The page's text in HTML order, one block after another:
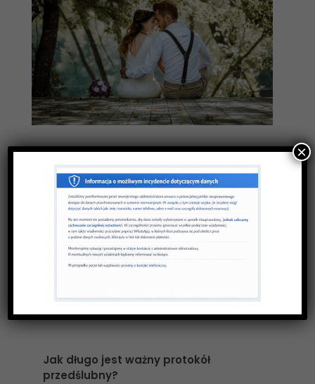
przedślubny?
Protokół przedślubny należy spisać z
odpowiednim wyprzedzeniem po
ówczesnym umówieniu się z
duchownym. Najlepszy termin na jego
spisanie 2-3 miesiące przed planowanym
Jak długo jest ważny protokół
przedślubny?
×